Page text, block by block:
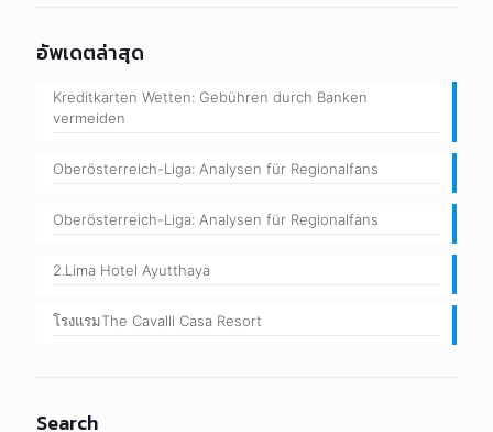
อัพเดตล่าสุด
Kreditkarten Wetten: Gebühren durch Banken
vermeiden
Oberösterreich-Liga: Analysen für Regionalfans
Oberösterreich-Liga: Analysen für Regionalfans
2.Lima Hotel Ayutthaya
โรงแรมThe Cavalli Casa Resort
Search